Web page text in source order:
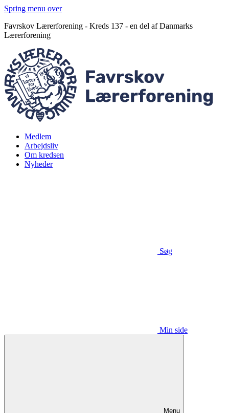
Spring menu over
Favrskov Lærerforening - Kreds 137 - en del af Danmarks
Lærerforening
Medlem
Arbejdsliv
Om kredsen
Nyheder
Søg
Min side
Menu